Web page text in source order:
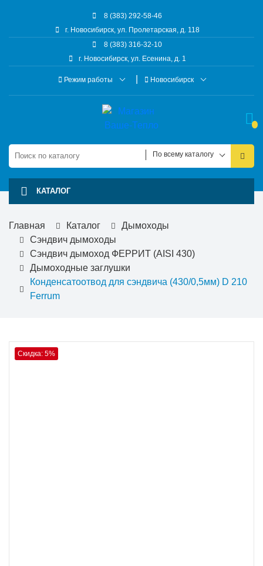
8 (383) 292-58-46
г. Новосибирск, ул. Пролетарская, д. 118
8 (383) 316-32-10
г. Новосибирск, ул. Есенина, д. 1
Режим работы Новосибирск
По всему каталогу
КАТАЛОГ
Главная Каталог
Дымоходы
Сэндвич дымоходы
Cэндвич дымоход ФЕРРИТ (AISI 430)
Дымоходные заглушки
Конденсатоотвод для сэндвича (430/0,5мм) D 210
Ferrum
Скидка: 5%